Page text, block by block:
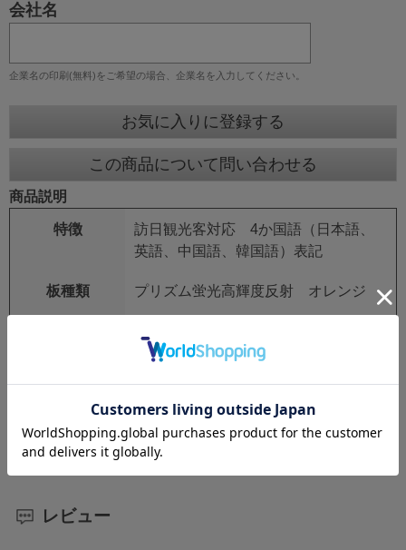
会社名
企業名の印刷(無料)をご希望の場合、企業名を入力してください。
お気に入りに登録する
この商品について問い合わせる
商品説明
特徴
訪日観光客対応 4か国語（日本語、
英語、中国語、韓国語）表記
板種類 プリズム蛍光高輝度反射 オレンジ
鉄枠サイズ 280mm×1550mm
レビュー